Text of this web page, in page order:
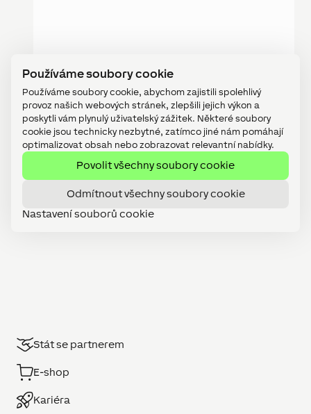
Používáme soubory cookie
Používáme soubory cookie, abychom zajistili spolehlivý
provoz našich webových stránek, zlepšili jejich výkon a
poskytli vám plynulý uživatelský zážitek. Některé soubory
cookie jsou technicky nezbytné, zatímco jiné nám pomáhají
optimalizovat obsah nebo zobrazovat relevantní nabídky.
Povolit všechny soubory cookie
Odmítnout všechny soubory cookie
Nastavení souborů cookie
Stát se partnerem
E-shop
Kariéra